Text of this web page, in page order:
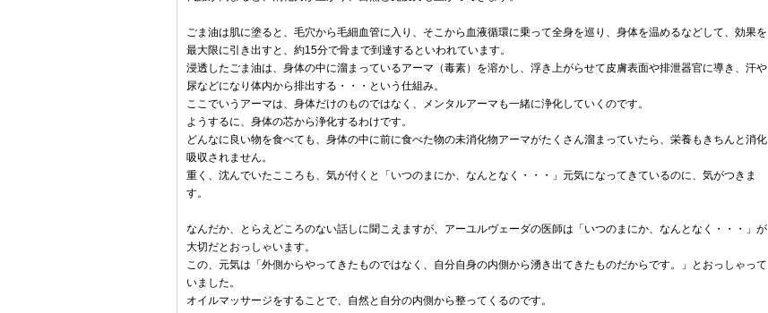
ごま油は肌に塗ると、毛穴から毛細血管に入り、そこから血液循環に乗って全身を巡り、身体を温めるなどして、効果を
最大限に引き出すと、約15分で骨まで到達するといわれています。
浸透したごま油は、身体の中に溜まっているアーマ（毒素）を溶かし、浮き上がらせて皮膚表面や排泄器官に導き、汗や
尿などになり体内から排出する・・・という仕組み。
ここでいうアーマは、身体だけのものではなく、メンタルアーマも一緒に浄化していくのです。
ようするに、身体の芯から浄化するわけです。
どんなに良い物を食べても、身体の中に前に食べた物の未消化物アーマがたくさん溜まっていたら、栄養もきちんと消化
吸収されません。
重く、沈んでいたこころも、気が付くと「いつのまにか、なんとなく・・・」元気になってきているのに、気がつきま
す。
なんだか、とらえどころのない話しに聞こえますが、アーユルヴェーダの医師は「いつのまにか、なんとなく・・・」が
大切だとおっしゃいます。
この、元気は「外側からやってきたものではなく、自分自身の内側から湧き出てきたものだからです。」とおっしゃって
いました。
オイルマッサージをすることで、自然と自分の内側から整ってくるのです。